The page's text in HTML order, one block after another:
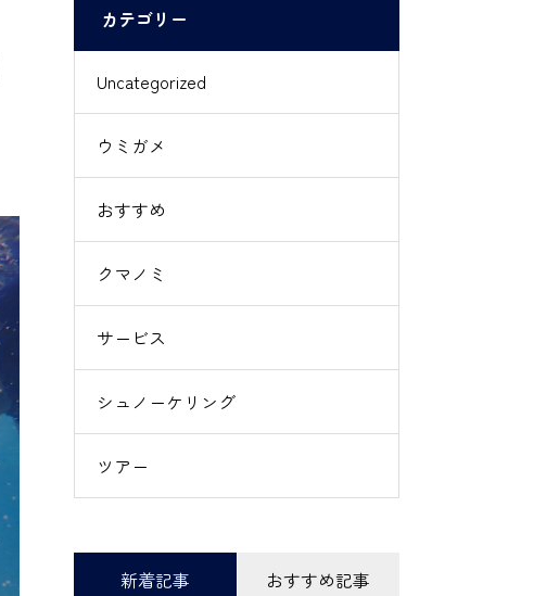
カテゴリー
Uncategorized
ウミガメ
おすすめ
クマノミ
サービス
シュノーケリング
ツアー
新着記事 おすすめ記事